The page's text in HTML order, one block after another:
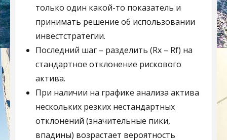
только один какой-то показатель и
принимать решение об использовании
инвестстратегии.
Последний шаг – разделить (Rx – Rf) на
стандартное отклонение рискового
актива.
При наличии на графике анализа актива
нескольких резких нестандартных
отклонений (значительные пики,
впадины) возрастает вероятность